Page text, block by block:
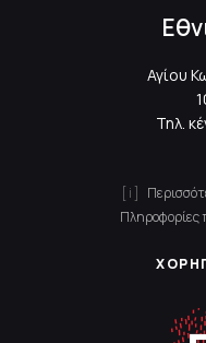
Αγίου
Τηλ.